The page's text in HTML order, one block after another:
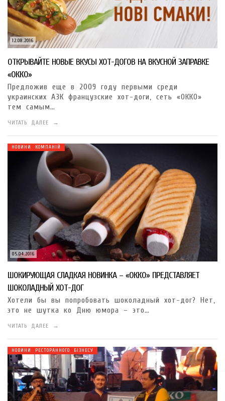
12.08.2016
ОТКРЫВАЙТЕ НОВЫЕ ВКУСЫ ХОТ-ДОГОВ НА ВКУСНОЙ ЗАПРАВКЕ
«ОККО»
Предложив еще в 2009 году первыми среди
украинских АЗК французские хот-доги, сеть «ОККО»
тем самым…
ЧИТАТЬ ДАЛЕЕ →
05.04.2016
НОВИНИ КОМПАНІЙ
ШОКИРУЮЩАЯ СЛАДКАЯ НОВИНКА – «ОККО» ПРЕДСТАВЛЯЕТ
ШОКОЛАДНЫЙ ХОТ-ДОГ
Хотели бы вы попробовать шоколадный хот-дог? Нет,
это не шутка ко Дню юмора – это…
ЧИТАТЬ ДАЛЕЕ →
НОВИНИ РЕСТОРАННОГО БІЗНЕСУ